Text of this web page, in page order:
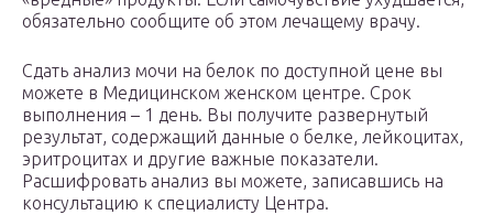
обязательно сообщите об этом лечащему врачу.
Сдать анализ мочи на белок по доступной цене вы
можете в Медицинском женском центре. Срок
выполнения – 1 день. Вы получите развернутый
результат, содержащий данные о белке, лейкоцитах,
эритроцитах и другие важные показатели.
Расшифровать анализ вы можете, записавшись на
консультацию к специалисту Центра.